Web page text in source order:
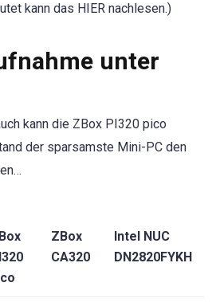
kann das HIER nachlesen.)
unter
kann die ZBox PI320 pico
der sparsamste Mini-PC den
ZBox
CA320
Intel NUC
DN2820FYKH